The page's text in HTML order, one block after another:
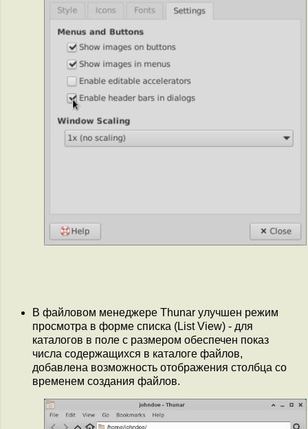
В файловом менеджере Thunar улучшен режим
просмотра в форме списка (List View) - для
каталогов в поле с размером обеспечен показ
числа содержащихся в каталоге файлов,
добавлена возможность отображения столбца со
временем создания файлов.